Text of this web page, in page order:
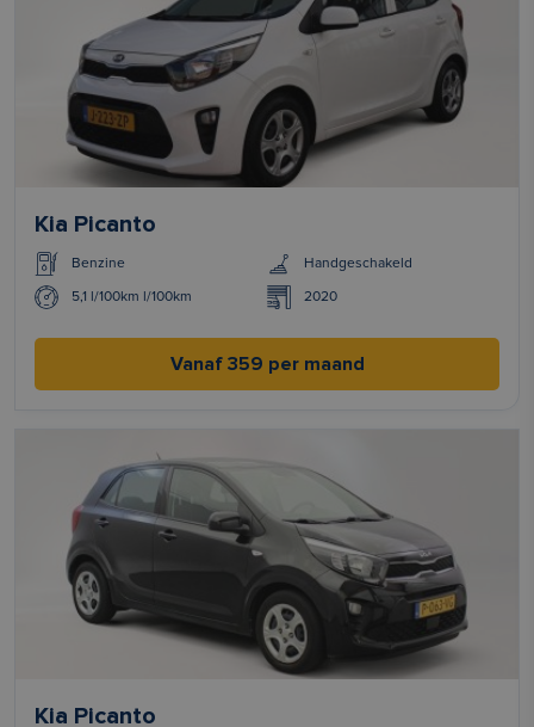
Kia Picanto
Benzine Handgeschakeld
5,1 l/100km l/100km 2020
Vanaf 359 per maand
Kia Picanto